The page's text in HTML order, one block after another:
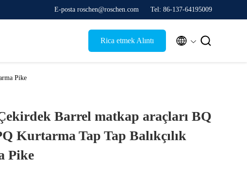
E-posta roschen@roschen.com Tel: 86-137-64195009
Rica etmek Alıntı  
Pike
Barrel matkap araçları BQ
Kurtarma Tap Tap Balıkçılık
Pike